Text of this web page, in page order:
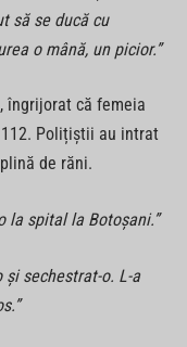
să se ducă cu
o mână, un picior.”
îngrijorat că femeia
Polițiștii au intrat
de răni.
la spital la Botoșani.”
și sechestrat-o. L-a